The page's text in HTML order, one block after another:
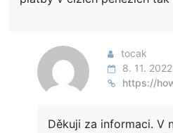
tocak
8. 11.
https://
Děkuji za informaci. V